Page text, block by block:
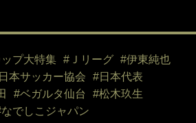
プ大特集 #Ｊリーグ
#伊東純也
本サッカー協会
#日本代表
#ベガルタ仙台
#松木玖生
でしこジャパン